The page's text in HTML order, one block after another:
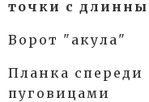
точки с
Ворот "акула"
Планка
пуговицами